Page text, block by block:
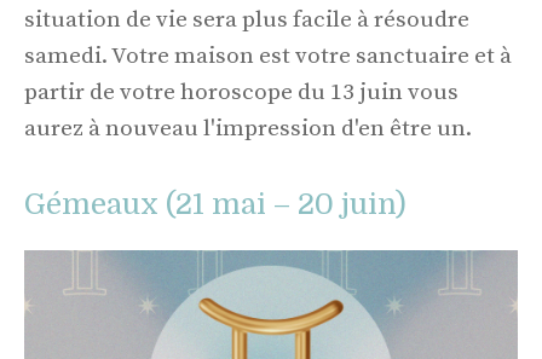
situation de vie sera plus facile à résoudre
samedi. Votre maison est votre sanctuaire et à
partir de votre horoscope du 13 juin vous
aurez à nouveau l'impression d'en être un.
Gémeaux (21 mai – 20 juin)